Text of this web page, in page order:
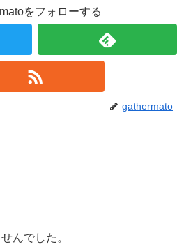
をフォローする
gathermato
んでした。